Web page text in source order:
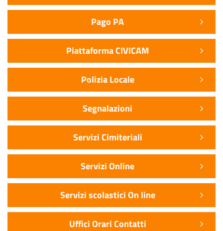
Pago PA
Piattaforma CIVICAM
Polizia Locale
Segnalazioni
Servizi Cimiteriali
Servizi Online
Servizi scolastici On line
Uffici Orari Contatti